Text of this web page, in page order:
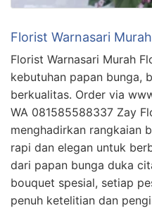
Florist Warnasari Murah
Florist Warnasari Murah
kebutuhan papan bunga,
berkualitas. Order via
WA 081585588337 Zay
menghadirkan rangkaian
rapi dan elegan untuk
dari papan bunga duka
bouquet spesial, setiap
penuh ketelitian dan